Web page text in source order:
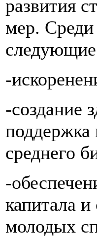
развития
мер.
-
-создание
поддержка
среднего
-
капитала
молодых